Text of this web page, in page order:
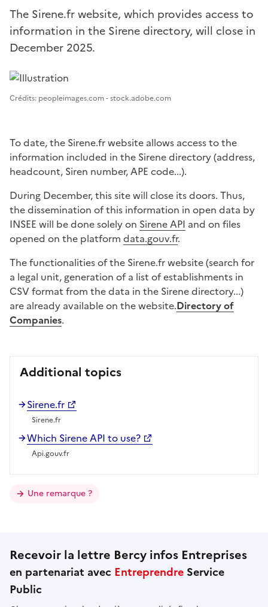
The Sirene.fr website, which provides access to
information in the Sirene directory, will close in
December 2025.
Image 1
Crédits: peopleimages.com - stock.adobe.com
To date, the Sirene.fr website allows access to the
information included in the Sirene directory (address,
headcount, Siren number, APE code...).
During December, this site will close its doors. Thus,
the dissemination of this information in open data by
INSEE will be done solely on Sirene API and on files
opened on the platform data.gouv.fr.
The functionalities of the Sirene.fr website (search for
a legal unit, generation of a list of establishments in
CSV format from the data in the Sirene directory...)
are already available on the website.Directory of
Companies.
Additional topics
Sirene.fr
Sirene.fr
Which Sirene API to use?
Api.gouv.fr
Une remarque ?
Recevoir la lettre Bercy infos Entreprises
en partenariat avec Entreprendre Service
Public